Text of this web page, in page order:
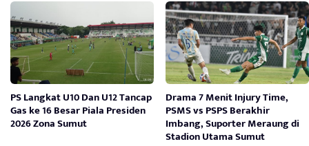
PS Langkat U10 Dan U12 Tancap
Gas ke 16 Besar Piala Presiden
2026 Zona Sumut
Drama 7 Menit Injury Time,
PSMS vs PSPS Berakhir
Imbang, Suporter Meraung di
Stadion Utama Sumut